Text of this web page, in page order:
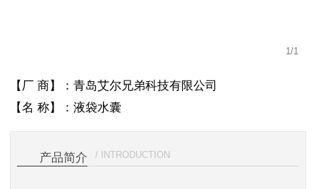
1/1
【厂 商】：青岛艾尔兄弟科技有限公司
【名 称】：液袋水囊
产品简介 / INTRODUCTION